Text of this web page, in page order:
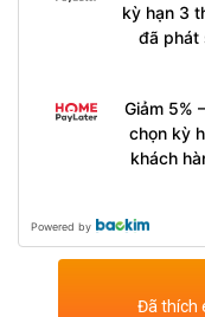
kỳ hạn 3
đã phát
Giảm 5%
chọn kỳ
khách
Powered by
Đã thích